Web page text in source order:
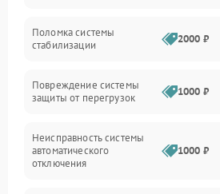
Электропитание
Механика
Поломка системы
стабилизации
2000 ₽
Повреждение системы
защиты от перегрузок
1000 ₽
Неисправность системы
автоматического
отключения
1000 ₽